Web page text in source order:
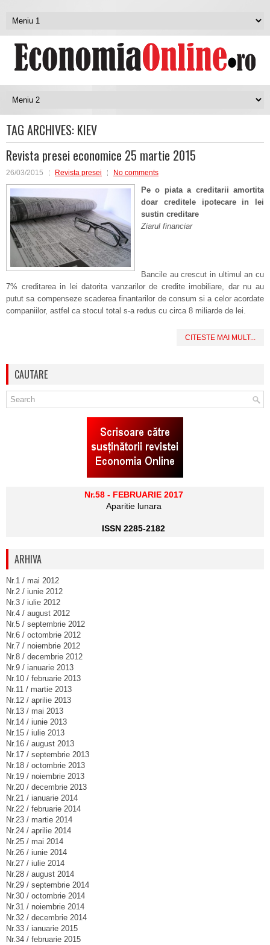
TAG ARCHIVES: KIEV
Revista presei economice 25 martie 2015
26/03/2015 Revista presei No comments
Pe o piata a creditarii amortita
doar creditele ipotecare in lei
sustin creditare
Ziarul financiar
Bancile au crescut in ultimul an cu
7% creditarea in lei datorita vanzarilor de credite imobiliare, dar nu au
putut sa compenseze scaderea finantarilor de consum si a celor acordate
companiilor, astfel ca stocul total s-a redus cu circa 8 miliarde de lei.
CITESTE MAI MULT...
CAUTARE
Nr.58 - FEBRUARIE 2017
Aparitie lunara
ISSN 2285-2182
ARHIVA
Nr.1 / mai 2012
Nr.2 / iunie 2012
Nr.3 / iulie 2012
Nr.4 / august 2012
Nr.5 / septembrie 2012
Nr.6 / octombrie 2012
Nr.7 / noiembrie 2012
Nr.8 / decembrie 2012
Nr.9 / ianuarie 2013
Nr.10 / februarie 2013
Nr.11 / martie 2013
Nr.12 / aprilie 2013
Nr.13 / mai 2013
Nr.14 / iunie 2013
Nr.15 / iulie 2013
Nr.16 / august 2013
Nr.17 / septembrie 2013
Nr.18 / octombrie 2013
Nr.19 / noiembrie 2013
Nr.20 / decembrie 2013
Nr.21 / ianuarie 2014
Nr.22 / februarie 2014
Nr.23 / martie 2014
Nr.24 / aprilie 2014
Nr.25 / mai 2014
Nr.26 / iunie 2014
Nr.27 / iulie 2014
Nr.28 / august 2014
Nr.29 / septembrie 2014
Nr.30 / octombrie 2014
Nr.31 / noiembrie 2014
Nr.32 / decembrie 2014
Nr.33 / ianuarie 2015
Nr.34 / februarie 2015